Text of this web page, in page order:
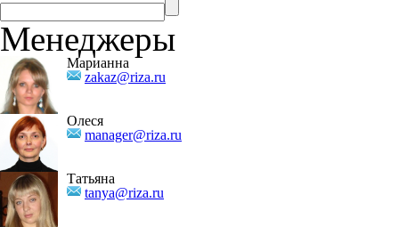
Менеджеры
Марианна
zakaz@riza.ru
Олеся
manager@riza.ru
Татьяна
tanya@riza.ru